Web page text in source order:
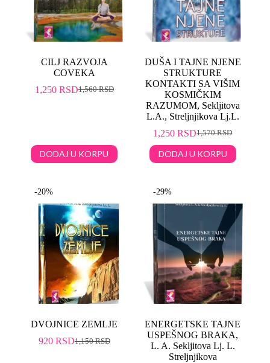
CILJ RAZVOJA
COVEKA
1,560RSD
1,250 RSD
DODAJ U KORPU
DUŠA I TAJNE NJENE
STRUKTURE
KONTAKTI SA VIŠIM
KOSMIČKIM
RAZUMOM, Sekljitova
L.A., Streljnjikova Lj.L.
1,570RSD
1,250RSD
DODAJ U KORPU
-20%
DVOJNICE ZEMLJE
1,150RSD
920 RSD
-29%
ENERGETSKE TAJNE
USPEŠNOG BRAKA,
L. A. Sekljitova Lj. L.
Streljnjikova